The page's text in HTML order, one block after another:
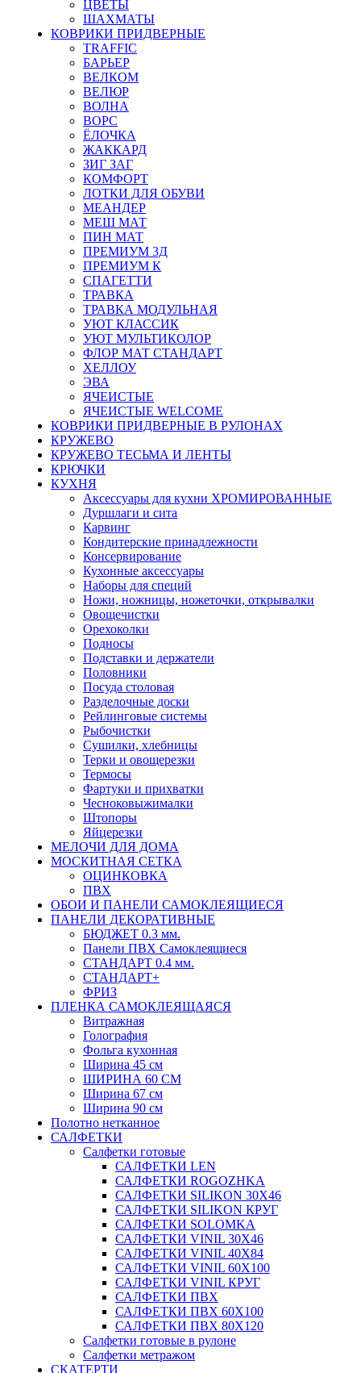
ЦВЕТЫ
ШАХМАТЫ
КОВРИКИ ПРИДВЕРНЫЕ
TRAFFIC
БАРЬЕР
ВЕЛКОМ
ВЕЛЮР
ВОЛНА
ВОРС
ЁЛОЧКА
ЖАККАРД
ЗИГ ЗАГ
КОМФОРТ
ЛОТКИ ДЛЯ ОБУВИ
МЕАНДЕР
МЕШ МАТ
ПИН МАТ
ПРЕМИУМ 3Д
ПРЕМИУМ К
СПАГЕТТИ
ТРАВКА
ТРАВКА МОДУЛЬНАЯ
УЮТ КЛАССИК
УЮТ МУЛЬТИКОЛОР
ФЛОР МАТ СТАНДАРТ
ХЕЛЛОУ
ЭВА
ЯЧЕИСТЫЕ
ЯЧЕИСТЫЕ WELCOME
КОВРИКИ ПРИДВЕРНЫЕ В РУЛОНАХ
КРУЖЕВО
КРУЖЕВО ТЕСЬМА И ЛЕНТЫ
КРЮЧКИ
КУХНЯ
Аксессуары для кухни ХРОМИРОВАННЫЕ
Дуршлаги и сита
Карвинг
Кондитерские принадлежности
Консервирование
Кухонные аксессуары
Наборы для специй
Ножи, ножницы, ножеточки, открывалки
Овощечистки
Орехоколки
Подносы
Подставки и держатели
Половники
Посуда столовая
Разделочные доски
Рейлинговые системы
Рыбочистки
Сушилки, хлебницы
Терки и овощерезки
Термосы
Фартуки и прихватки
Чесноковыжималки
Штопоры
Яйцерезки
МЕЛОЧИ ДЛЯ ДОМА
МОСКИТНАЯ СЕТКА
ОЦИНКОВКА
ПВХ
ОБОИ И ПАНЕЛИ САМОКЛЕЯЩИЕСЯ
ПАНЕЛИ ДЕКОРАТИВНЫЕ
БЮДЖЕТ 0.3 мм.
Панели ПВХ Самоклеящиеся
СТАНДАРТ 0.4 мм.
СТАНДАРТ+
ФРИЗ
ПЛЕНКА САМОКЛЕЯЩАЯСЯ
Витражная
Голография
Фольга кухонная
Ширина 45 см
ШИРИНА 60 СМ
Ширина 67 см
Ширина 90 см
Полотно нетканное
САЛФЕТКИ
Салфетки готовые
САЛФЕТКИ LEN
САЛФЕТКИ ROGOZHKA
САЛФЕТКИ SILIKON 30Х46
САЛФЕТКИ SILIKON КРУГ
САЛФЕТКИ SOLOMKA
САЛФЕТКИ VINIL 30Х46
САЛФЕТКИ VINIL 40Х84
САЛФЕТКИ VINIL 60Х100
САЛФЕТКИ VINIL КРУГ
САЛФЕТКИ ПВХ
САЛФЕТКИ ПВХ 60Х100
САЛФЕТКИ ПВХ 80Х120
Салфетки готовые в рулоне
Салфетки метражом
СКАТЕРТИ